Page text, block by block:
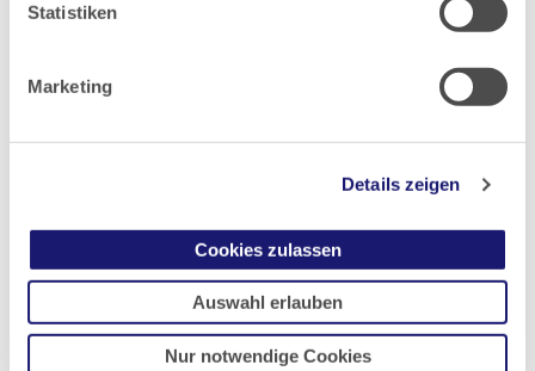
Statistiken
Marketing
Details zeigen
Cookies zulassen
Auswahl erlauben
Nur notwendige Cookies
2012